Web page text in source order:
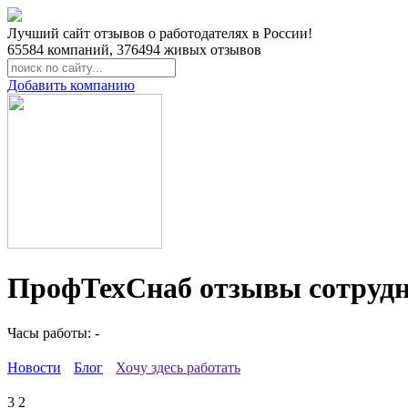
Лучший сайт отзывов о работодателях в России!
65584 компаний, 376494 живых отзывов
Добавить компанию
ПрофТехСнаб отзывы
Часы работы: -
Новости Блог Хочу здесь работать
3 2